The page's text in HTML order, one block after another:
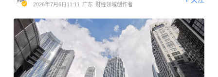
2026年7月6日11:11 广东 财经领域创作者